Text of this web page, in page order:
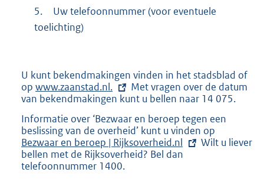
5.
Uw telefoonnummer (voor eventuele
toelichting)
U kunt bekendmakingen vinden in het stadsblad of
op E
x
e
r
n
e
l
www.zaanstad.nl.
Met vragen over de datum
van bekendmakingen kunt u bellen naar 14 075.
Informatie over ‘Bezwaar en beroep tegen een
beslissing van de overheid’ kunt u vinden op
x
Bezwaar en beroep | Rijksoverheid.nl
Wilt u liever
bellen met de Rijksoverheid? Bel dan
telefoonnummer 1400.